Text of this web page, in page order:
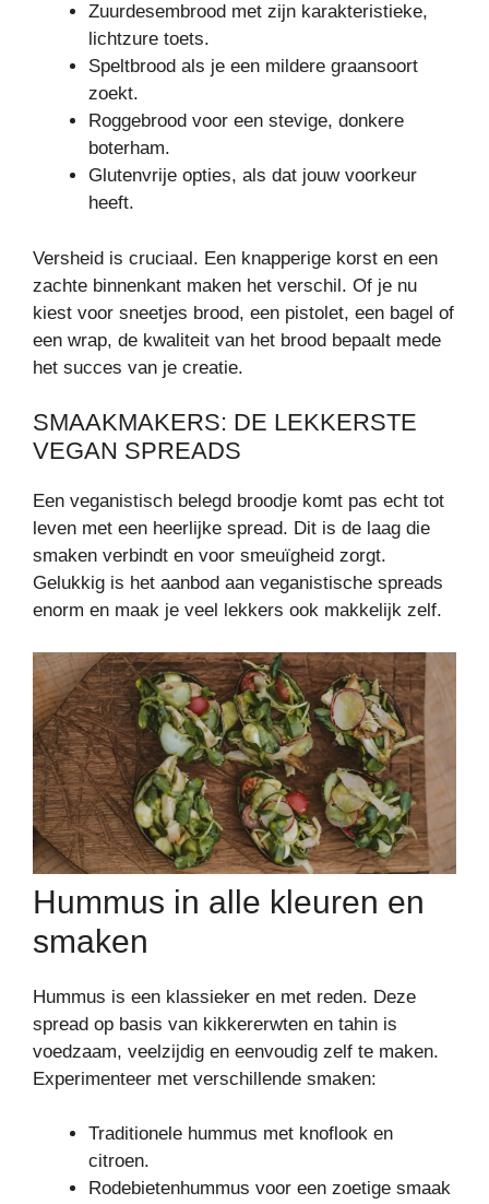
Zuurdesembrood met zijn karakteristieke,
lichtzure toets.
Speltbrood als je een mildere graansoort
zoekt.
Roggebrood voor een stevige, donkere
boterham.
Glutenvrije opties, als dat jouw voorkeur
heeft.
Versheid is cruciaal. Een knapperige korst en een
zachte binnenkant maken het verschil. Of je nu
kiest voor sneetjes brood, een pistolet, een bagel of
een wrap, de kwaliteit van het brood bepaalt mede
het succes van je creatie.
SMAAKMAKERS: DE LEKKERSTE
VEGAN SPREADS
Een veganistisch belegd broodje komt pas echt tot
leven met een heerlijke spread. Dit is de laag die
smaken verbindt en voor smeuïgheid zorgt.
Gelukkig is het aanbod aan veganistische spreads
enorm en maak je veel lekkers ook makkelijk zelf.
Hummus in alle kleuren en
smaken
Hummus is een klassieker en met reden. Deze
spread op basis van kikkererwten en tahin is
voedzaam, veelzijdig en eenvoudig zelf te maken.
Experimenteer met verschillende smaken:
Traditionele hummus met knoflook en
citroen.
Rodebietenhummus voor een zoetige smaak